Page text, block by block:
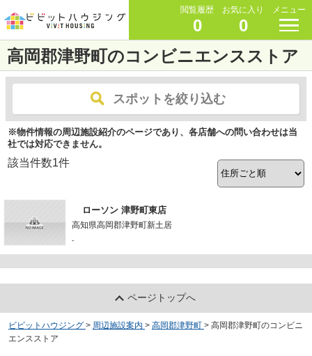
閲覧履歴
0
お気に入り
0
メニュー
高岡郡津野町のコンビニエンスストア
スポットを絞り込む
※物件情報の周辺施設紹介のページであり、各店舗への問い合わせは当
社では対応できません。
該当件数1件
ローソン 津野町東店
高知県高岡郡津野町新土居
-
ページトップへ
ビビットハウジング > 周辺施設案内 > 高岡郡津野町 > 高岡郡津野町のコンビニ
エンスストア